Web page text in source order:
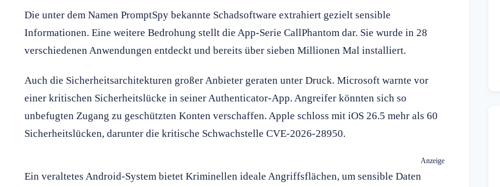
Die unter dem Namen PromptSpy bekannte Schadsoftware extrahiert gezielt sensible
Informationen. Eine weitere Bedrohung stellt die App-Serie CallPhantom dar. Sie wurde in 28
verschiedenen Anwendungen entdeckt und bereits über sieben Millionen Mal installiert.
Auch die Sicherheitsarchitekturen großer Anbieter geraten unter Druck. Microsoft warnte vor
einer kritischen Sicherheitslücke in seiner Authenticator-App. Angreifer könnten sich so
unbefugten Zugang zu geschützten Konten verschaffen. Apple schloss mit iOS 26.5 mehr als 60
Sicherheitslücken, darunter die kritische Schwachstelle CVE-2026-28950.
Anzeige
Ein veraltetes Android-System bietet Kriminellen ideale Angriffsflächen, um sensible Daten